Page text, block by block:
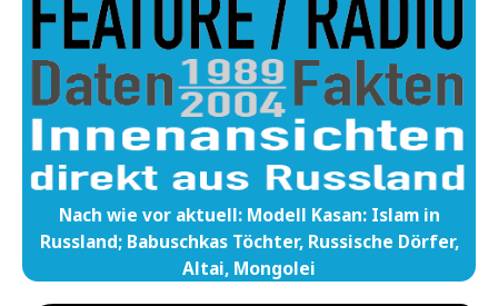
Nach wie vor aktuell: Modell Kasan: Islam in
Russland; Babuschkas Töchter, Russische Dörfer,
Altai, Mongolei